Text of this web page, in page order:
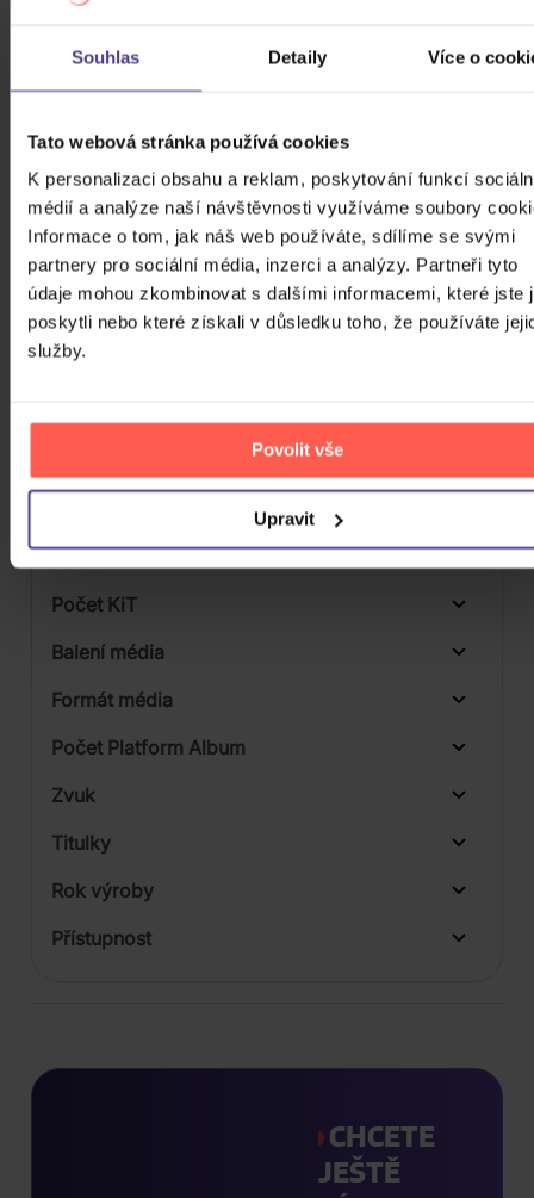
Souhlas Detaily Více o
Tato webová stránka používá cookies
K personalizaci obsahu a reklam, poskytování funkcí
médií a analýze naší návštěvnosti využíváme soubory
Informace o tom, jak náš web používáte, sdílíme se svými
partnery pro sociální média, inzerci a analýzy. Partneři tyto
údaje mohou zkombinovat s dalšími informacemi, které jste
poskytli nebo které získali v důsledku toho, že používáte
služby.
Povolit vše
Upravit
Značka/Výrobce
Supraphon
Rok vydání
Od Do
Dostupnost
Skladem
Druh média
3D
Počet CD
1
Počet vinyl
Počet KiT
Balení média
Formát média
Počet Platform Album
Zvuk
Titulky
Rok výroby
Přístupnost
CHCETE
JEŠTĚ